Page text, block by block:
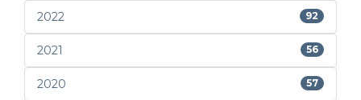
2022 92
2021 56
2020 57